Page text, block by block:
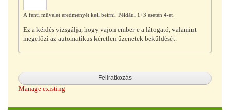
A fenti művelet eredményét kell beírni. Például 1+3 esetén 4-et.
Ez a kérdés vizsgálja, hogy vajon ember-e a látogató, valamint
megelőzi az automatikus kéretlen üzenetek beküldését.
Manage existing